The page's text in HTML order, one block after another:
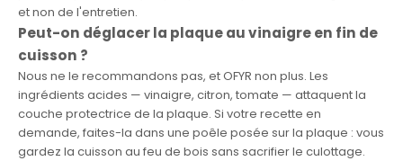
et non de l'entretien.
Peut-on déglacer la plaque au vinaigre en fin de
cuisson ?
Nous ne le recommandons pas, et OFYR non plus. Les
ingrédients acides — vinaigre, citron, tomate — attaquent la
couche protectrice de la plaque. Si votre recette en
demande, faites-la dans une poêle posée sur la plaque : vous
gardez la cuisson au feu de bois sans sacrifier le culottage.